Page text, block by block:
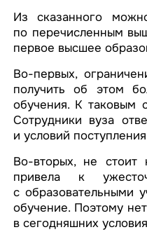
Из сказанного
по перечисленным
первое высшее
Во-первых,
получить об этом
обучения. К таковым
Сотрудники вуза
и условий
Во-вторых, не стоит
привела к
с образовательными
обучение. Поэтому
в сегодняшних